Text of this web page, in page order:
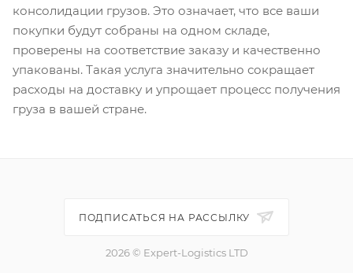
консолидации грузов. Это означает, что все ваши
покупки будут собраны на одном складе,
проверены на соответствие заказу и качественно
упакованы. Такая услуга значительно сокращает
расходы на доставку и упрощает процесс получения
груза в вашей стране.
ПОДПИСАТЬСЯ НА РАССЫЛКУ
2026 © Expert-Logistics LTD